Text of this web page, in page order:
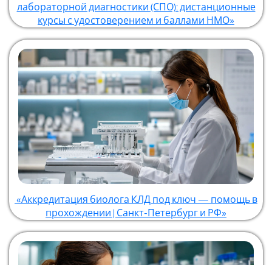
лабораторной диагностики (СПО): дистанционные
курсы с удостоверением и баллами НМО»
«Аккредитация биолога КЛД под ключ — помощь в
прохождении | Санкт-Петербург и РФ»